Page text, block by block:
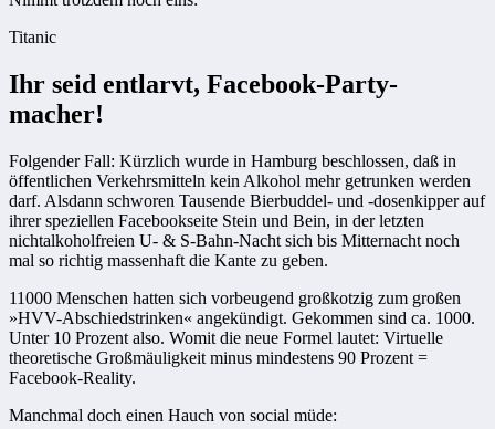
Titanic
Ihr seid entlarvt, Facebook-Party-
macher!
Folgender Fall: Kürzlich wurde in Hamburg beschlossen, daß in
öffentlichen Verkehrsmitteln kein Alkohol mehr getrunken werden
darf. Alsdann schworen Tausende Bierbuddel- und -dosenkipper auf
ihrer speziellen Facebookseite Stein und Bein, in der letzten
nichtalkoholfreien U- & S-Bahn-Nacht sich bis Mitternacht noch
mal so richtig massenhaft die Kante zu geben.
11000 Menschen hatten sich vorbeugend großkotzig zum großen
»HVV-Abschiedstrinken« angekündigt. Gekommen sind ca. 1000.
Unter 10 Prozent also. Womit die neue Formel lautet: Virtuelle
theoretische Großmäuligkeit minus mindestens 90 Prozent =
Facebook-Reality.
Manchmal doch einen Hauch von social müde: